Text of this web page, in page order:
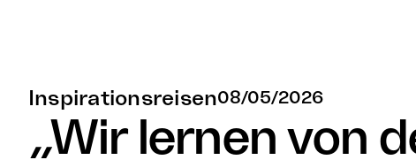
Inspirationsreisen08/05/2026
„Wir lernen von